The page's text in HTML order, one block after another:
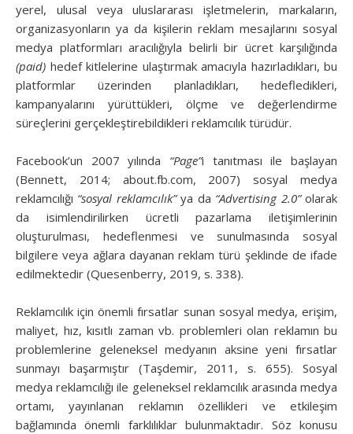
yerel, ulusal veya uluslararası işletmelerin, markaların,
organizasyonların ya da kişilerin reklam mesajlarını sosyal
medya platformları aracılığıyla belirli bir ücret karşılığında
(paid) hedef kitlelerine ulaştırmak amacıyla hazırladıkları, bu
platformlar üzerinden planladıkları, hedefledikleri,
kampanyalarını yürüttükleri, ölçme ve değerlendirme
süreçlerini gerçekleştirebildikleri reklamcılık türüdür.
Facebook’un 2007 yılında “Page”i tanıtması ile başlayan
(Bennett, 2014; about.fb.com, 2007) sosyal medya
reklamcılığı “sosyal reklamcılık”ya da “Advertising 2.0”olarak
da isimlendirilirken ücretli pazarlama iletişimlerinin
oluşturulması, hedeflenmesi ve sunulmasında sosyal
bilgilere veya ağlara dayanan reklam türü şeklinde de ifade
edilmektedir (Quesenberry, 2019, s. 338).
Reklamcılık için önemli fırsatlar sunan sosyal medya, erişim,
maliyet, hız, kısıtlı zaman vb. problemleri olan reklamın bu
problemlerine geleneksel medyanın aksine yeni fırsatlar
sunmayı başarmıştır (Taşdemir, 2011, s. 655). Sosyal
medya reklamcılığı ile geleneksel reklamcılık arasında medya
ortamı, yayınlanan reklamın özellikleri ve etkileşim
bağlamında önemli farklılıklar bulunmaktadır. Söz konusu